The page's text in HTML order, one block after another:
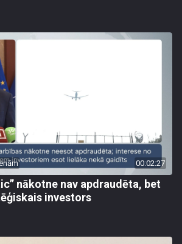
00:02:27
nākotne nav apdraudēta, bet
investors